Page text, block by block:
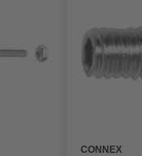
CONNEX